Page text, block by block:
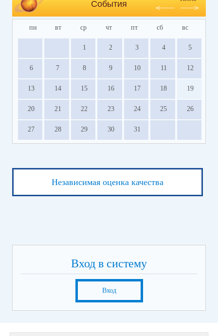
События
пн вт ср чт пт сб вс
1 2 3 4 5
6 7 8 9 10 11 12
13 14 15 16 17 18 19
20 21 22 23 24 25 26
27 28 29 30 31
Независимая оценка качества
Вход в систему
Вход